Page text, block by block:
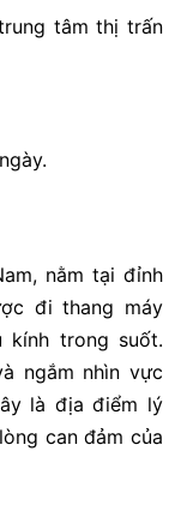
tâm thị trấn
nằm tại đỉnh
đi thang máy
kính trong suốt.
ngắm nhìn vực
là địa điểm lý
can đảm của